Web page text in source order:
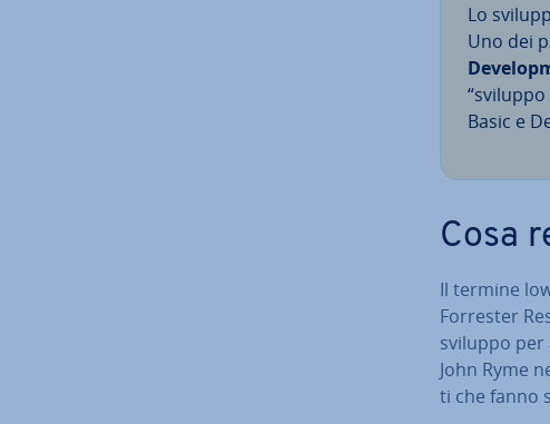
Lo
Uno dei
Basic e
Cosa
Il termine
Forrester
sviluppo per
John Ryme
ti che fanno